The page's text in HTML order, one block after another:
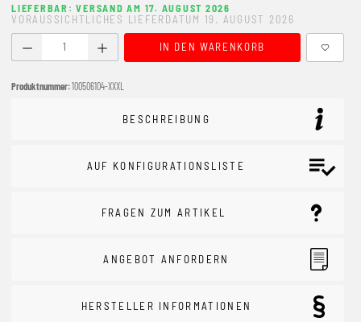
LIEFERBAR: VERSAND AM 17. AUGUST 2026
VORAUSSICHTLICHES LIEFERDATUM 19. AUGUST 2026
Produkt Anzahl: Gib den gewünschten Wert ein oder
IN DEN WARENKORB
Produktnummer:100506104-XXXL
BESCHREIBUNG
AUF KONFIGURATIONSLISTE
FRAGEN ZUM ARTIKEL
ANGEBOT ANFORDERN
HERSTELLER INFORMATIONEN